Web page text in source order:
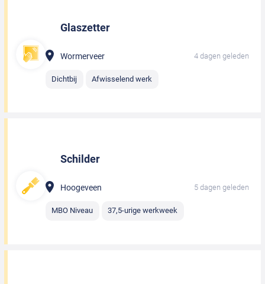
Glaszetter
Wormerveer 4 dagen geleden
Dichtbij Afwisselend werk
Schilder
Hoogeveen 5 dagen geleden
MBO Niveau 37,5-urige werkweek